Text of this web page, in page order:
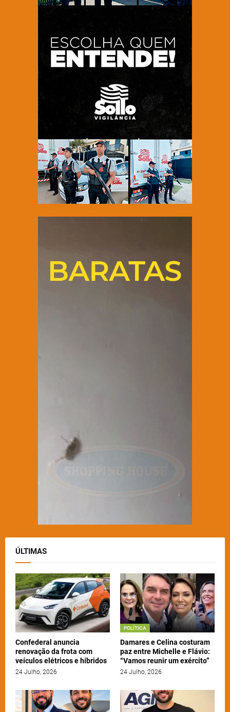
ÚLTIMAS
Confederal anuncia
renovação da frota com
veículos elétricos e híbridos
24 Julho, 2026
POLÍTICA
Damares e Celina costuram
paz entre Michelle e Flávio:
“Vamos reunir um exército”
24 Julho, 2026